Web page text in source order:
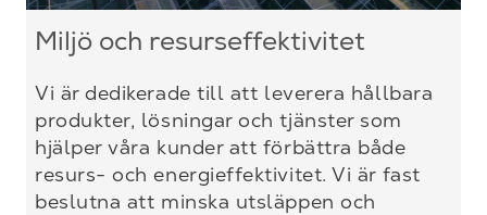
Miljö och resurseffektivitet
Vi är dedikerade till att leverera hållbara
produkter, lösningar och tjänster som
hjälper våra kunder att förbättra både
resurs- och energieffektivitet. Vi är fast
beslutna att minska utsläppen och